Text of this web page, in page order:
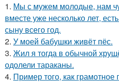
1. Мы с мужем молодые, нам
вместе уже несколько лет,
сыну всего год.
2. У моей бабушки живёт пёс.
3. Жил я тогда в обычной
одолели тараканы.
4. Пример того, как